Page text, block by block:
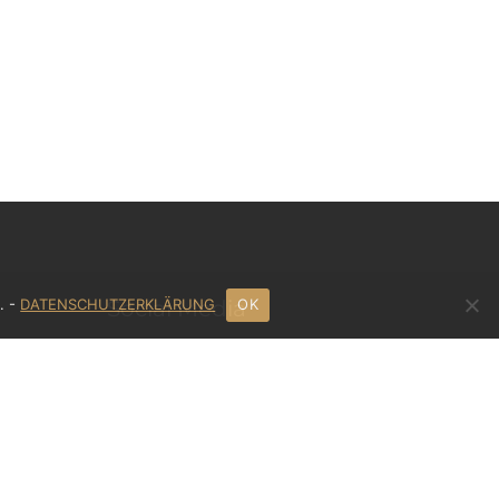
Social Media
- DATENSCHUTZERKLÄRUNG OK